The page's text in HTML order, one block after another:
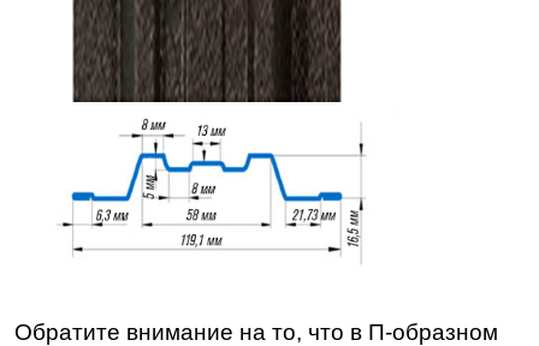
Обратите внимание на то, что в П-образном